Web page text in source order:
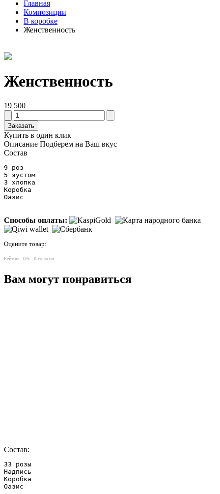
Главная
Композиции
В коробке
Женственность
Женственность
19 500
Заказать
Купить в один клик
Описание Подберем на Ваш вкус
Состав
9 роз
5 эустом
3 хлопка
Коробка
Оазис
Способы оплаты:
Оцените товар:
Рейтинг: 0/5 - 0 голосов
Вам могут понравиться
Состав:
33 розы
Надпись
Коробка
Оазис